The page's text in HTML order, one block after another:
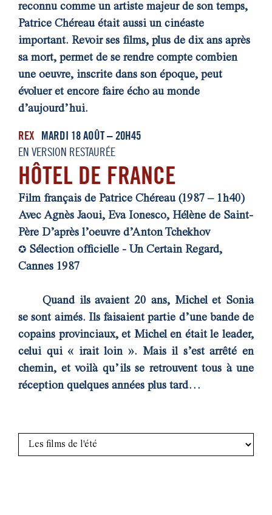
reconnu comme un artiste majeur de son temps,
Patrice Chéreau était aussi un cinéaste
important. Revoir ses films, plus de dix ans après
sa mort, permet de se rendre compte combien
une oeuvre, inscrite dans son époque, peut
évoluer et encore faire écho au monde
d’aujourd’hui.
REX MARDI 18 AOÛT – 20H45
EN VERSION RESTAURÉE
HÔTEL DE FRANCE
Film français de Patrice Chéreau (1987 – 1h40)
Avec Agnès Jaoui, Eva Ionesco, Hélène de Saint-
Père D’après l’oeuvre d’Anton Tchekhov
✪ Sélection officielle - Un Certain Regard,
Cannes 1987
Quand ils avaient 20 ans, Michel et Sonia
se sont aimés. Ils faisaient partie d’une bande de
copains provinciaux, et Michel en était le leader,
celui qui « irait loin ». Mais il s’est arrêté en
chemin, et voilà qu’ils se retrouvent tous à une
réception quelques années plus tard…